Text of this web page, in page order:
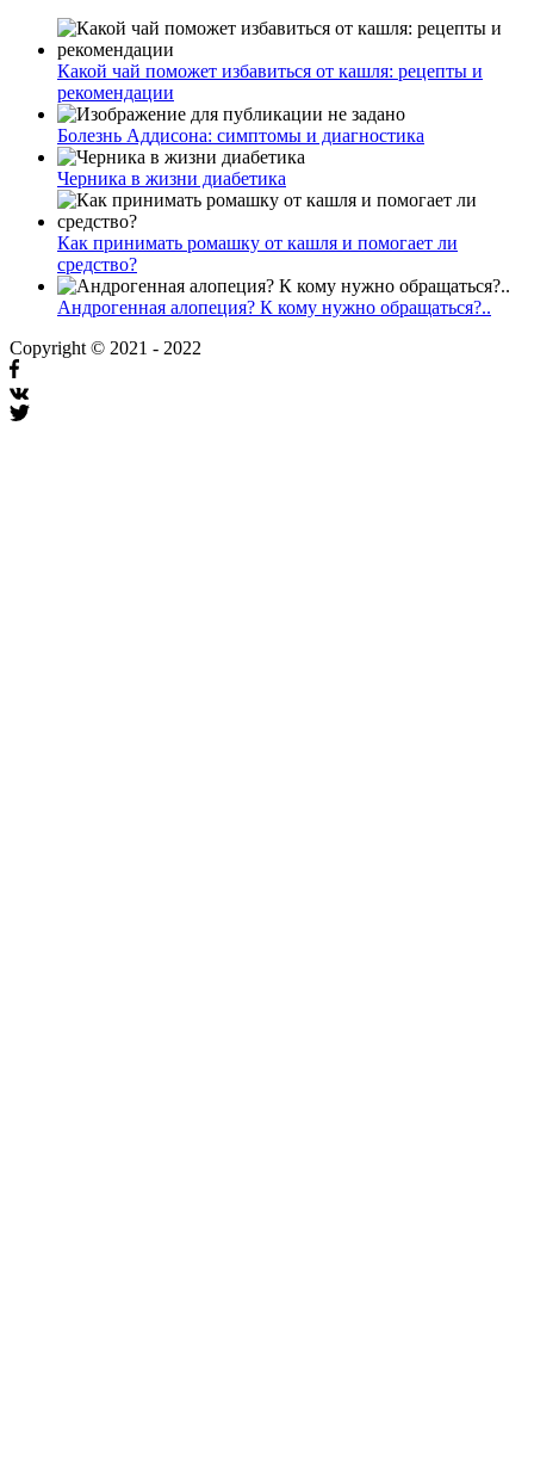
Какой чай поможет избавиться от кашля: рецепты и
рекомендации
Болезнь Аддисона: симптомы и диагностика
Черника в жизни диабетика
Как принимать ромашку от кашля и помогает ли
средство?
Андрогенная алопеция? К кому нужно обращаться?..
Copyright © 2021 - 2022